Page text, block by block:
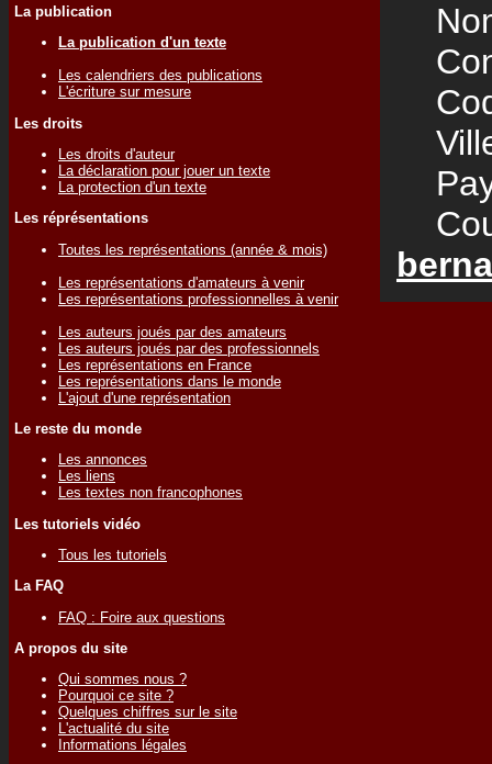
La publication
La publication d'un texte
Les calendriers des publications
L'écriture sur mesure
Les droits
Les droits d'auteur
La déclaration pour jouer un texte
La protection d'un texte
Les réprésentations
Toutes les représentations (année & mois)
Les représentations d'amateurs à venir
Les représentations professionnelles à venir
Les auteurs joués par des amateurs
Les auteurs joués par des professionnels
Les représentations en France
Les représentations dans le monde
L'ajout d'une représentation
Le reste du monde
Les annonces
Les liens
Les textes non francophones
Les tutoriels vidéo
Tous les tutoriels
La FAQ
FAQ : Foire aux questions
A propos du site
Qui sommes nous ?
Pourquoi ce site ?
Quelques chiffres sur le site
L'actualité du site
Informations légales